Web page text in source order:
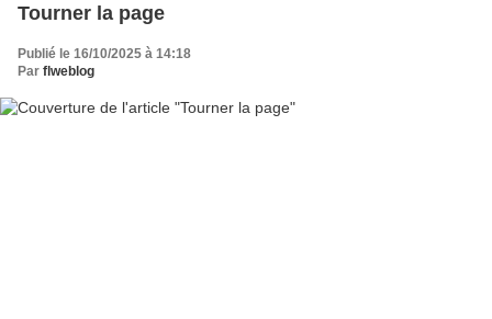
Tourner la page
Publié le 16/10/2025 à 14:18
Par flweblog